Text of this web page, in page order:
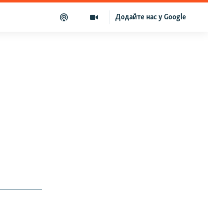
Додайте нас у Google